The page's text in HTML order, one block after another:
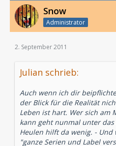
Snow
Administrator
2. September 2011
Julian schrieb:
Auch wenn ich dir
der Blick für die Realität
Leben ist hart. Wer sich am
kann geht nunmal unter
Heulen hilft da wenig. -
"ganze Serien und Label